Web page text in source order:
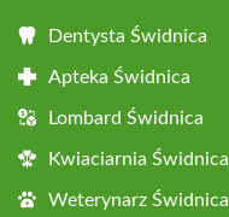
Dentysta Świdnica
Apteka Świdnica
Lombard Świdnica
Kwiaciarnia Świdnica
Weterynarz Świdnica